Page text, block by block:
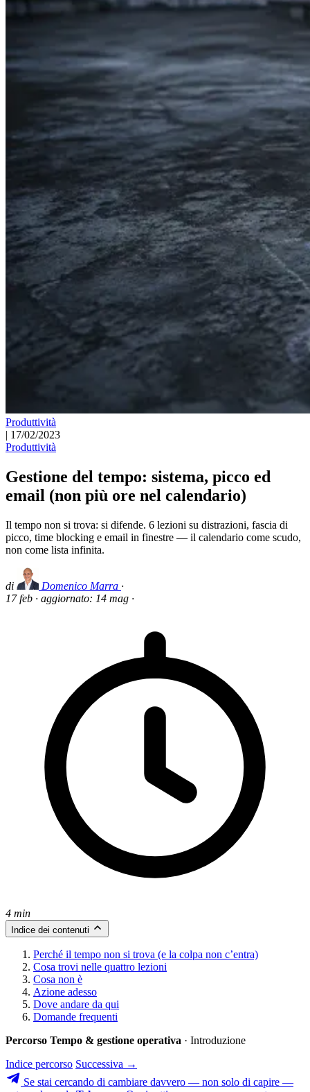
Produttività
| 17/02/2023
Produttività
Gestione del tempo: sistema, picco ed
email (non più ore nel calendario)
Il tempo non si trova: si difende. 6 lezioni su distrazioni, fascia di
picco, time blocking e email in finestre — il calendario come scudo,
non come lista infinita.
di Domenico Marra ·
17 feb · aggiornato: 14 mag ·
4 min
Indice dei contenuti
Perché il tempo non si trova (e la colpa non c’entra)
Cosa trovi nelle quattro lezioni
Cosa non è
Azione adesso
Dove andare da qui
Domande frequenti
Percorso Tempo & gestione operativa · Introduzione
Indice percorso Successiva →
Se stai cercando di cambiare davvero — non solo di capire —